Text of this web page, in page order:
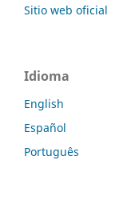
Sitio web oficial
Idioma
English
Español
Português